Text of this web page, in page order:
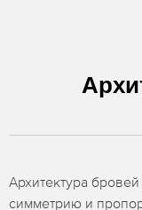
Архитектура
симметрию и